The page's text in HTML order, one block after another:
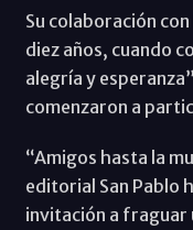
Su colaboración
diez años, cuando
alegría y
comenzaron a
“Amigos hasta la
editorial San Pablo
invitación a fraguar